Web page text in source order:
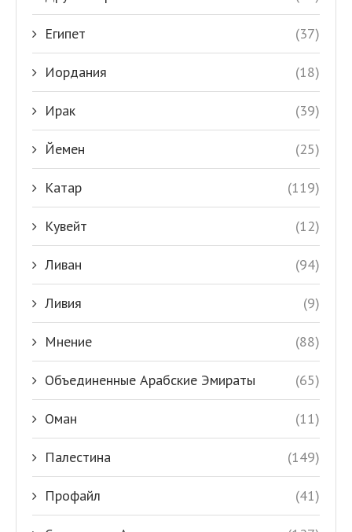
Египет (37)
Иордания (18)
Ирак (39)
Йемен (25)
Катар (119)
Кувейт (12)
Ливан (94)
Ливия (9)
Мнение (88)
Объединенные Арабские Эмираты (65)
Оман (11)
Палестина (149)
Профайл (41)